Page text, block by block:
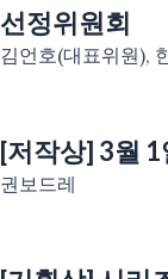
선정위원회
김언호(대표위원),
[저작상] 3월 1
권보드레